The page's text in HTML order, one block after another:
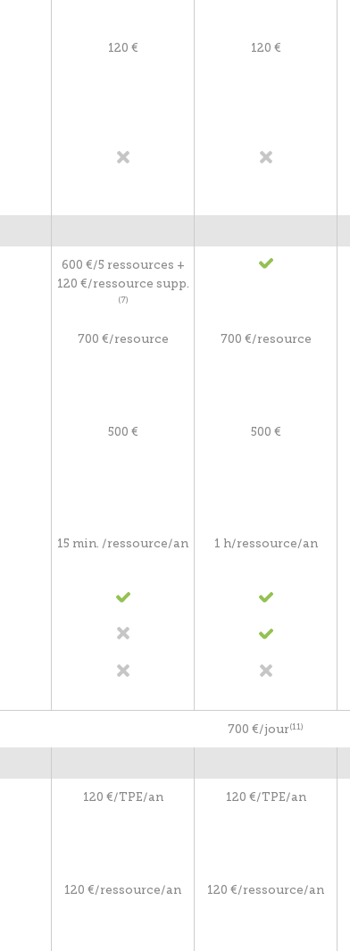
120 € 120 €
600 €/5 ressources +
120 €/ressource supp.
(7)
700 €/resource 700 €/resource
500 € 500 €
15 min. /ressource/an 1 h/ressource/an
700 €/jour(11)
120 €/TPE/an 120 €/TPE/an
120 €/ressource/an 120 €/ressource/an